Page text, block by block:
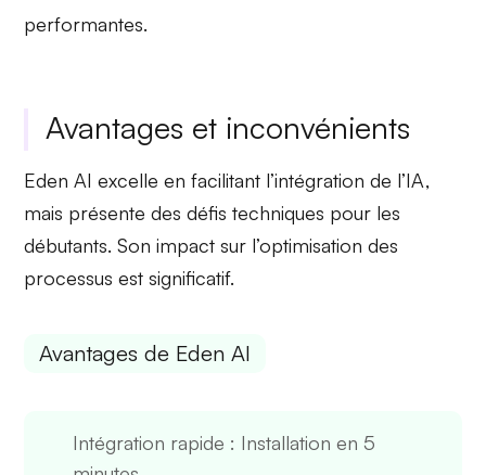
performantes.
Avantages et inconvénients
Eden AI excelle en facilitant l’intégration de l’IA,
mais présente des défis techniques pour les
débutants. Son impact sur l’optimisation des
processus est significatif.
Avantages de Eden AI
Intégration rapide : Installation en 5